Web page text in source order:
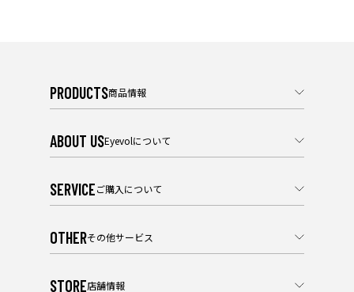
PRODUCTS商品情報
ABOUT USEyevolについて
SERVICEご購入について
OTHERその他サービス
STORE店舗情報